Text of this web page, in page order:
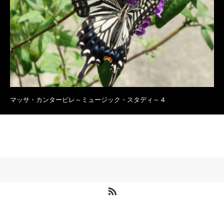
マッサ・カンタービレ～ミュージック・スタディ～ 4